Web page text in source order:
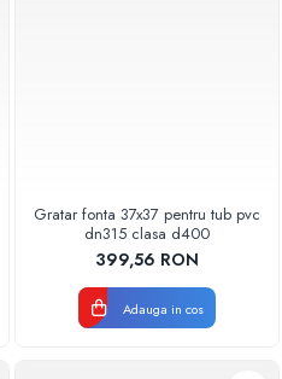
Gratar fonta 37x37 pentru tub pvc
dn315 clasa d400
399,56 RON
Adauga in cos